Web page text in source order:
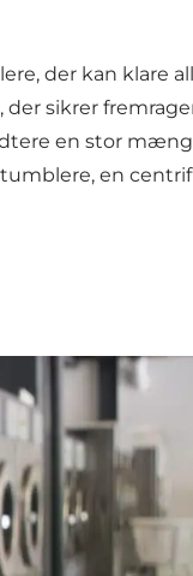
der kan klare
sikrer
en stor
en